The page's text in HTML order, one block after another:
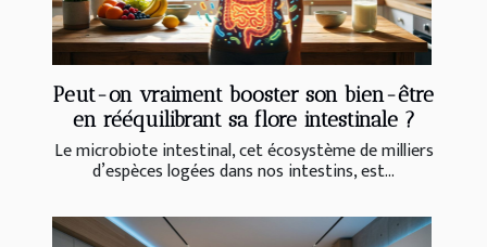
Peut-on vraiment booster son bien-être
en rééquilibrant sa flore intestinale ?
Le microbiote intestinal, cet écosystème de milliers
d’espèces logées dans nos intestins, est...